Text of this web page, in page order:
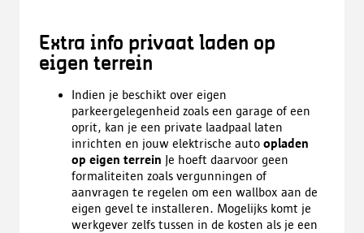
Extra info privaat laden op
eigen terrein
Indien je beschikt over eigen
parkeergelegenheid zoals een garage of een
oprit, kan je een private laadpaal laten
inrichten en jouw elektrische auto opladen
op eigen terrein Je hoeft daarvoor geen
formaliteiten zoals vergunningen of
aanvragen te regelen om een wallbox aan de
eigen gevel te installeren. Mogelijks komt je
werkgever zelfs tussen in de kosten als je een